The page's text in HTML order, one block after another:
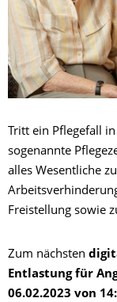
Tritt ein Pflegefall
sogenannte
alles Wesentliche
Freistellung sowie
Zum nächsten
Entlastung für
06.02.2023 von